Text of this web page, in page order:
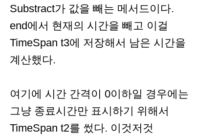
Substract가 값을 빼는 메서드이다.
end에서 현재의 시간을 빼고 이걸
TimeSpan t3에 저장해서 남은 시간을
계산했다.
여기에 시간 간격이 0이하일 경우에는
그냥 종료시간만 표시하기 위해서
TimeSpan t2를 썼다. 이것저것